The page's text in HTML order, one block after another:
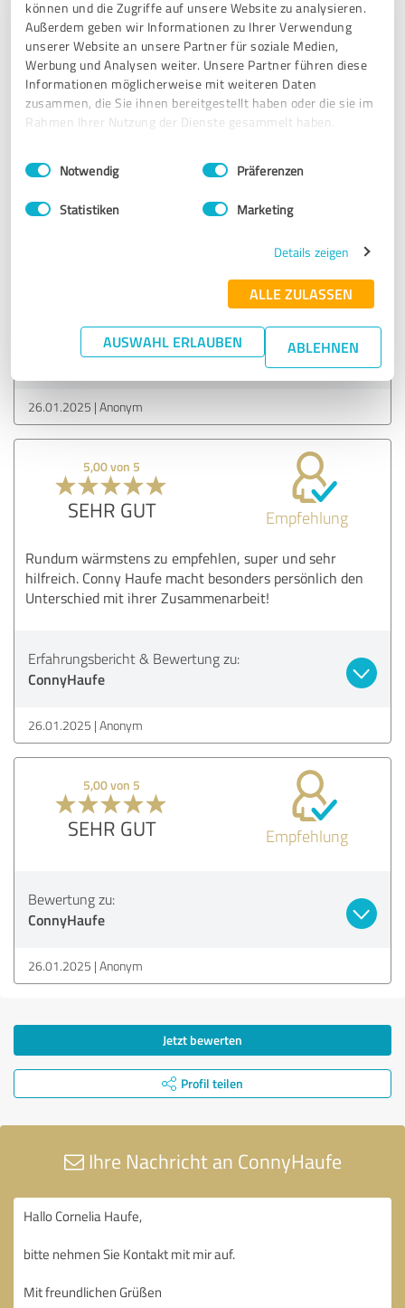
können und die Zugriffe auf unsere Website zu analysieren.
Außerdem geben wir Informationen zu Ihrer Verwendung
unserer Website an unsere Partner für soziale Medien,
Werbung und Analysen weiter. Unsere Partner führen diese
Informationen möglicherweise mit weiteren Daten
zusammen, die Sie ihnen bereitgestellt haben oder die sie im
Rahmen Ihrer Nutzung der Dienste gesammelt haben.
Impressum Datenschutzbestimmungen
Einwilligungsauswahl
Notwendig Präferenzen
Statistiken Marketing
Details zeigen
ALLE ZULASSEN
AUSWAHL ERLAUBEN ABLEHNEN
ConnyHaufe
26.01.2025 Anonym
5,00 von 5
SEHR GUT Empfehlung
Connys alltagstauglichen und sofort umsetzbaren
gesorgt. Und das ziemlich schnell. Hätte ich Conny nur
schon früher empfohlen bekommen!
Erfahrungsbericht & Bewertung zu:
ConnyHaufe
26.01.2025 Anonym
5,00 von 5
SEHR GUT Empfehlung
Rundum wärmstens zu empfehlen, super und sehr
hilfreich. Conny Haufe macht besonders persönlich den
Unterschied mit ihrer Zusammenarbeit!
Erfahrungsbericht & Bewertung zu:
ConnyHaufe
26.01.2025 Anonym
5,00 von 5
SEHR GUT Empfehlung
Bewertung zu:
ConnyHaufe
26.01.2025 Anonym
Jetzt bewerten
Profil teilen
Ihre Nachricht an ConnyHaufe